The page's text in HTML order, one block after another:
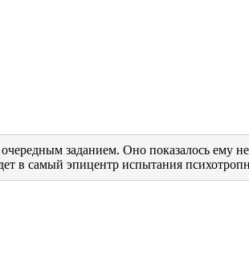
заданием. Оно показалось ему
в самый эпицентр испытания